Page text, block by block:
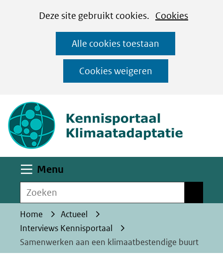
CookiesDeze site gebruikt cookies. Cookies
op
deze
website
worden
toegestaan
geweigerd.
Alle cookies toestaan
Cookies weigeren
Ga
naar
de
inhoud
Menu
Zoeken
Home
Actueel
Interviews Kennisportaal
Samenwerken aan een klimaatbestendige buurt